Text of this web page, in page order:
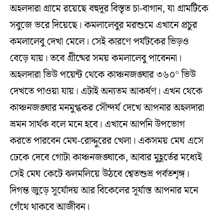
অহলদারা গ্রামে রয়েছে বহুদূর বিস্তৃত চা-বাগান, যা গ্রামটিকে
সবুজে ভরে দিয়েছে। কমলালেবুর মরশুমে এখানে প্রচুর
কমলালেবু দেখা মেলে। সেই কারণে পর্যটকের ভিড়ও
বেড়ে যায়। তবে গ্রীষ্মের সময় কমলালেবু পাবেননা।
অহলদারা ভিউ পয়েন্ট থেকে কাঞ্চনজঙ্ঘার ৩৬০° ভিউ
দেখতে পাওয়া যায়। এটাই অন্যতম আকর্ষণ। এখন থেকে
কাঞ্চনজঙ্ঘার মনমুগ্ধকর সৌন্দর্য দেখে আপনার অহলদারা
ভ্রমন সার্থক বলে মনে হবে। এখানে আপনি উপভোগ
করতে পারবেন মেঘ-রোদ্দুরের খেলা। একসময় মেঘ এসে
ঢেকে দেবে গোটা কাঞ্চনজঙ্ঘাকে, আবার মুহূর্তের মধ্যেই
সেই মেঘ কেটে ঝলমলিয়ে উঠবে শ্বেতশুভ্র পর্বতশৃঙ্গ।
দিগন্ত জুড়ে সূর্যোদয় আর বিকেলের সূর্যাস্ত আপনার মনে
গেঁথে থাকবে আজীবন।